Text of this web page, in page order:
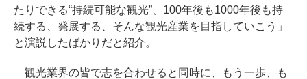
たりできる“持続可能な観光”、100年後も1000年後も持
続する、発展する、そんな観光産業を目指していこう」
と演説したばかりだと紹介。
観光業界の皆で志を合わせると同時に、もう一歩、も